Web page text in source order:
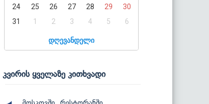
24
25 26 27 28 29
30
31
1 2 3 4 5 6
დღევანდელი
კვირის ყველაზე კითხვადი